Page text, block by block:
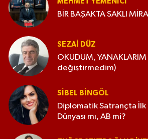
BİR BAŞAKTA SAKLI
SEZAI DÜZ
OKUDUM,
değiştirmedim)
SIBEL BINGÖL
Diplomatik Satrançta İlk
Dünyası mı, AB mi?